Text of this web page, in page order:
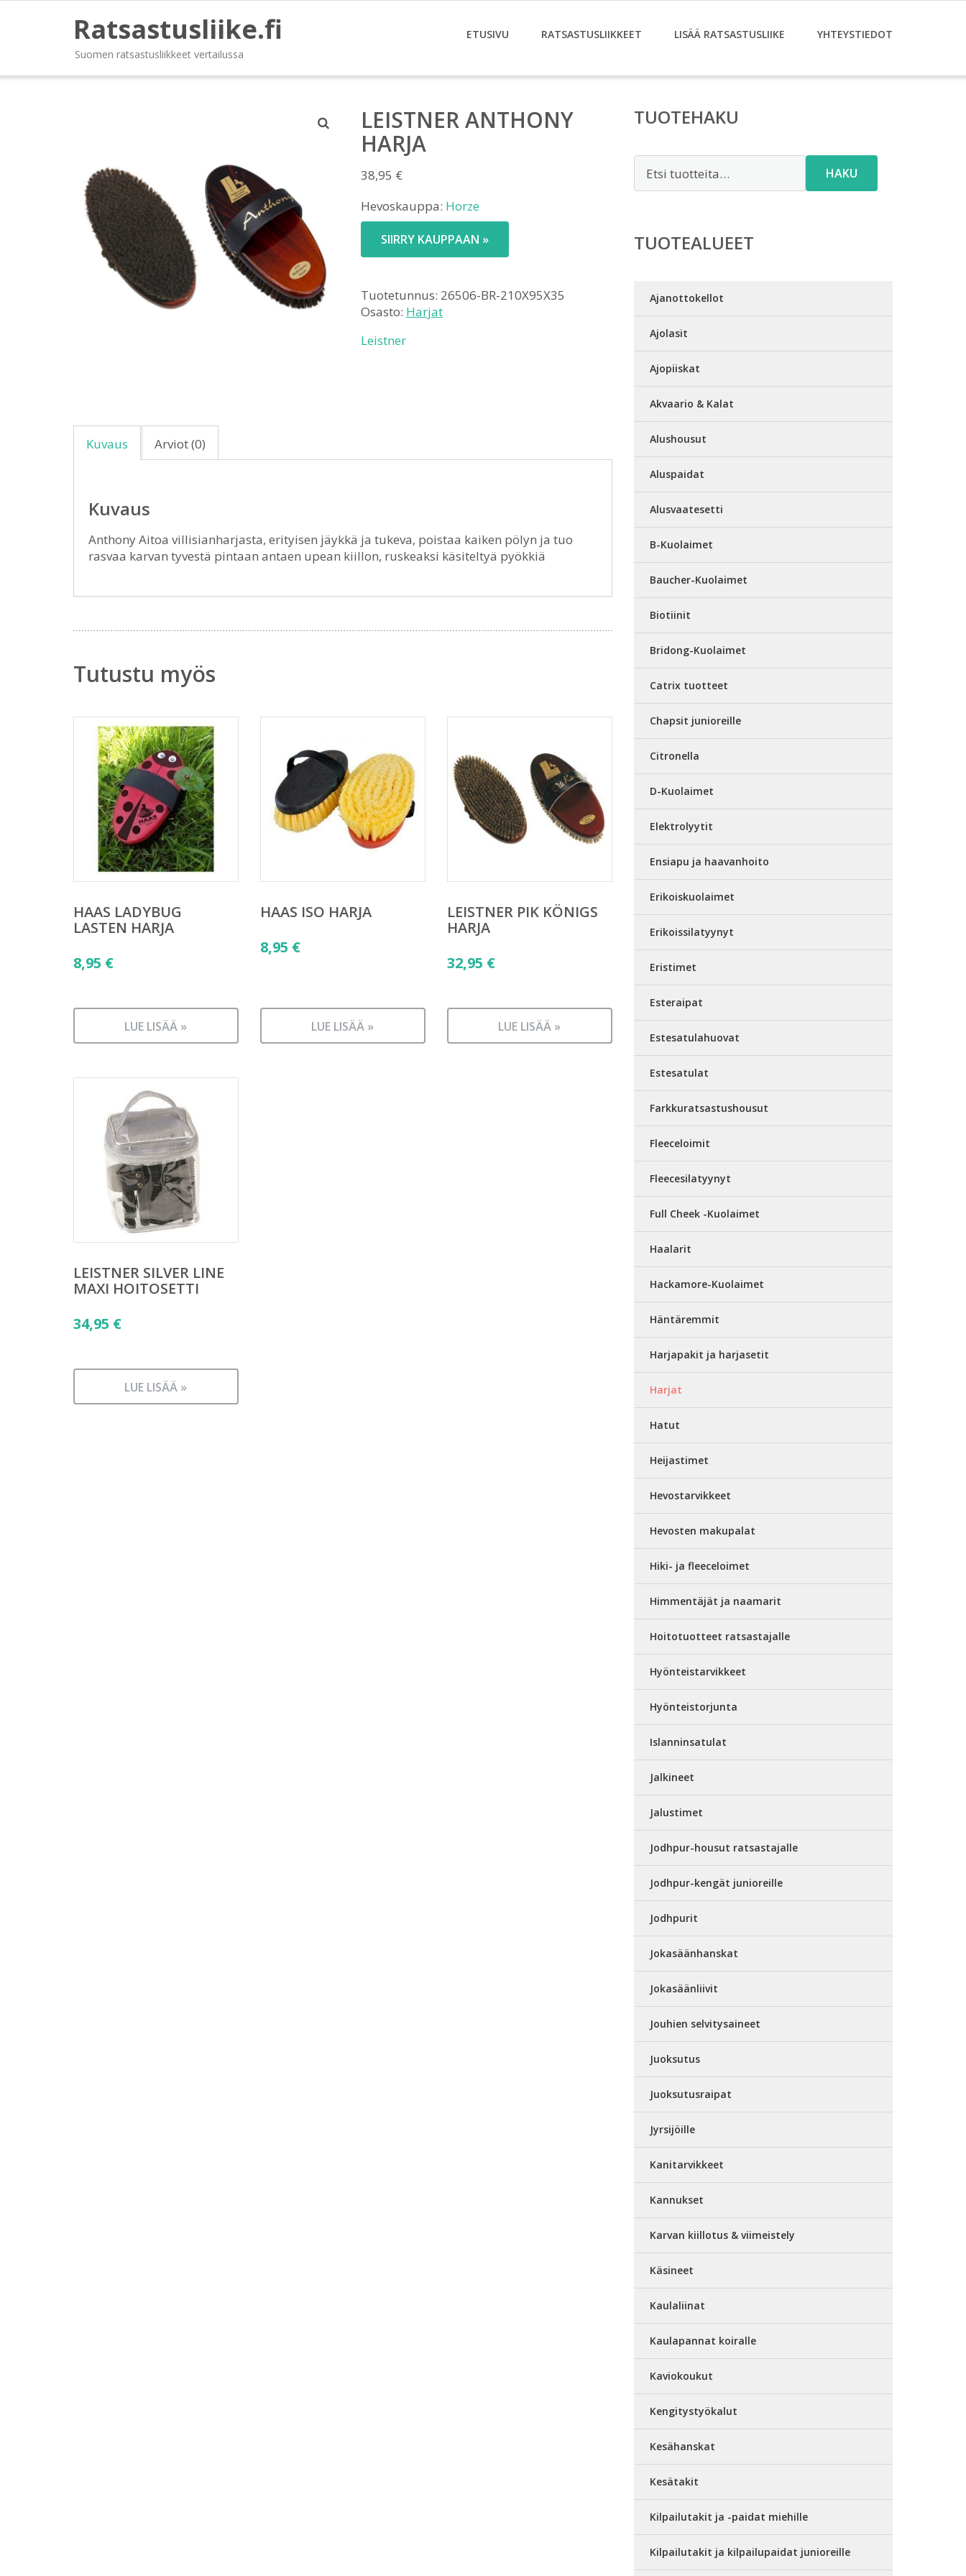
Ratsastusliike.fi
Suomen ratsastusliikkeet vertailussa
ETUSIVU RATSASTUSLIIKKEET LISÄÄ RATSASTUSLIIKE YHTEYSTIEDOT
LEISTNER ANTHONY
HARJA
38,95 €
Hevoskauppa: Horze
SIIRRY KAUPPAAN »
Tuotetunnus: 26506-BR-210X95X35
Osasto: Harjat
Leistner
Kuvaus Arviot (0)
Kuvaus
Anthony Aitoa villisianharjasta, erityisen jäykkä ja tukeva, poistaa kaiken pölyn ja tuo
rasvaa karvan tyvestä pintaan antaen upean kiillon, ruskeaksi käsiteltyä pyökkiä
Tutustu myös
HAAS LADYBUG
LASTEN HARJA
8,95 €
LUE LISÄÄ »
HAAS ISO HARJA
8,95 €
LUE LISÄÄ »
LEISTNER PIK KÖNIGS
HARJA
32,95 €
LUE LISÄÄ »
LEISTNER SILVER LINE
MAXI HOITOSETTI
34,95 €
LUE LISÄÄ »
TUOTEHAKU
HAKU
TUOTEALUEET
Ajanottokellot
Ajolasit
Ajopiiskat
Akvaario & Kalat
Alushousut
Aluspaidat
Alusvaatesetti
B-Kuolaimet
Baucher-Kuolaimet
Biotiinit
Bridong-Kuolaimet
Catrix tuotteet
Chapsit junioreille
Citronella
D-Kuolaimet
Elektrolyytit
Ensiapu ja haavanhoito
Erikoiskuolaimet
Erikoissilatyynyt
Eristimet
Esteraipat
Estesatulahuovat
Estesatulat
Farkkuratsastushousut
Fleeceloimit
Fleecesilatyynyt
Full Cheek -Kuolaimet
Haalarit
Hackamore-Kuolaimet
Häntäremmit
Harjapakit ja harjasetit
Harjat
Hatut
Heijastimet
Hevostarvikkeet
Hevosten makupalat
Hiki- ja fleeceloimet
Himmentäjät ja naamarit
Hoitotuotteet ratsastajalle
Hyönteistarvikkeet
Hyönteistorjunta
Islanninsatulat
Jalkineet
Jalustimet
Jodhpur-housut ratsastajalle
Jodhpur-kengät junioreille
Jodhpurit
Jokasäänhanskat
Jokasäänliivit
Jouhien selvitysaineet
Juoksutus
Juoksutusraipat
Jyrsijöille
Kanitarvikkeet
Kannukset
Karvan kiillotus & viimeistely
Käsineet
Kaulaliinat
Kaulapannat koiralle
Kaviokoukut
Kengitystyökalut
Kesähanskat
Kesätakit
Kilpailutakit ja -paidat miehille
Kilpailutakit ja kilpailupaidat junioreille